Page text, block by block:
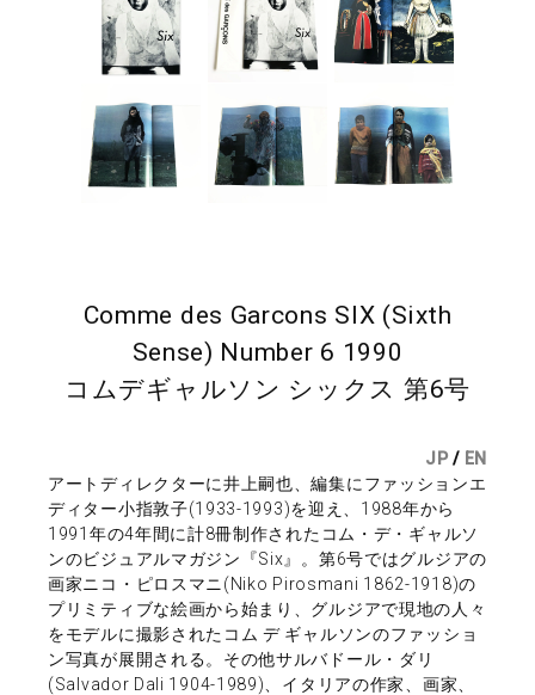
Comme des Garcons SIX (Sixth
Sense) Number 6 1990
コムデギャルソン シックス 第6号
JP / EN
アートディレクターに井上嗣也、編集にファッションエ
ディター小指敦子(1933-1993)を迎え、1988年から
1991年の4年間に計8冊制作されたコム・デ・ギャルソ
ンのビジュアルマガジン『Six』。第6号ではグルジアの
画家ニコ・ピロスマニ(Niko Pirosmani 1862-1918)の
プリミティブな絵画から始まり、グルジアで現地の人々
をモデルに撮影されたコム デ ギャルソンのファッショ
ン写真が展開される。その他サルバドール・ダリ
(Salvador Dali 1904-1989)、イタリアの作家、画家、